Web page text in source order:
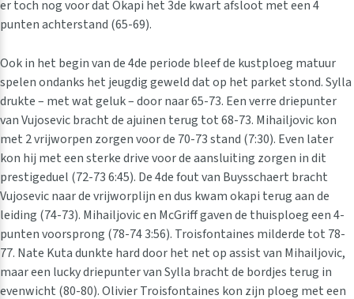
er toch nog voor dat Okapi het 3de kwart afsloot met een 4
punten achterstand (65-69).
Ook in het begin van de 4de periode bleef de kustploeg matuur
spelen ondanks het jeugdig geweld dat op het parket stond. Sylla
drukte – met wat geluk – door naar 65-73. Een verre driepunter
van Vujosevic bracht de ajuinen terug tot 68-73. Mihailjovic kon
met 2 vrijworpen zorgen voor de 70-73 stand (7:30). Even later
kon hij met een sterke drive voor de aansluiting zorgen in dit
prestigeduel (72-73 6:45). De 4de fout van Buysschaert bracht
Vujosevic naar de vrijworplijn en dus kwam okapi terug aan de
leiding (74-73). Mihailjovic en McGriff gaven de thuisploeg een 4-
punten voorsprong (78-74 3:56). Troisfontaines milderde tot 78-
77. Nate Kuta dunkte hard door het net op assist van Mihailjovic,
maar een lucky driepunter van Sylla bracht de bordjes terug in
evenwicht (80-80). Olivier Troisfontaines kon zijn ploeg met een